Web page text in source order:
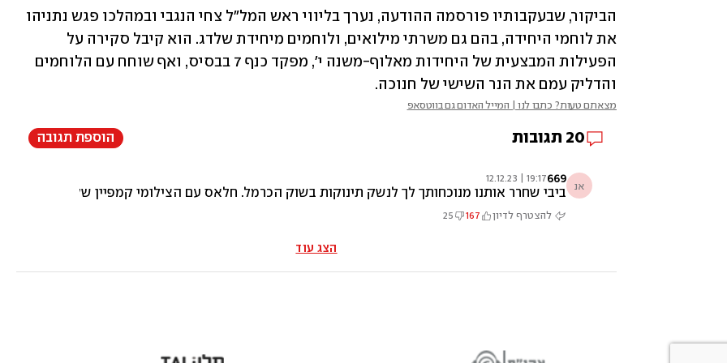
והדליק עמם את הנר השישי של חנוכה.
מצאתם טעות? כתבו לנו | המייל האדום גם בווטסאפ
20 תגובות הוספת תגובה
אנ 669
19:17 | 12.12.23
ביבי שחרר אותנו מנוכחותך לך לנשק תינוקות בשוק הכרמל. חלאס עם הצילומי קמפיין שלך מול
להצטרף לדיון 167
25
הצג עוד